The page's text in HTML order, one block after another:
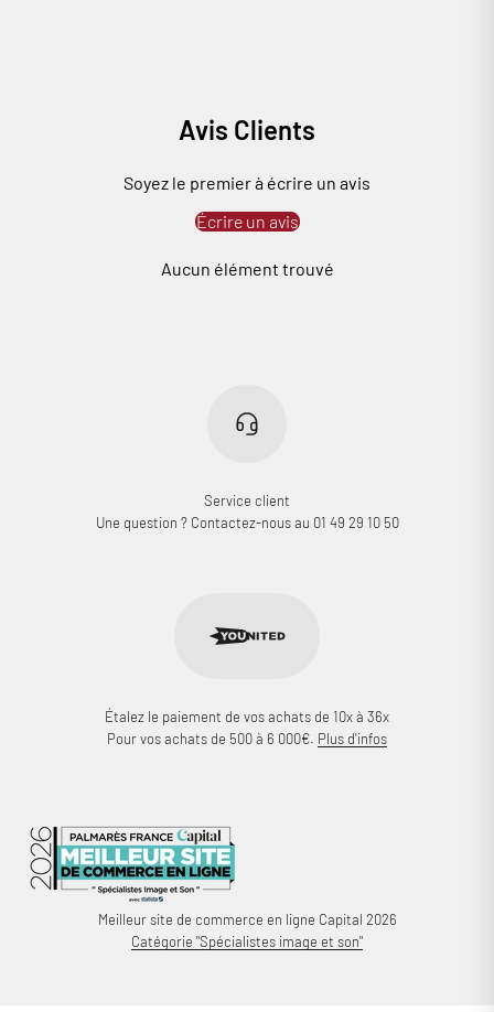
Avis Clients
Soyez le premier à écrire un avis
Écrire un avis
Aucun élément trouvé
Service client
Une question ? Contactez-nous au 01 49 29 10 50
Étalez le paiement de vos achats de 10x à 36x
Pour vos achats de 500 à 6 000€. Plus d'infos
Meilleur site de commerce en ligne Capital 2026
Catégorie "Spécialistes image et son"